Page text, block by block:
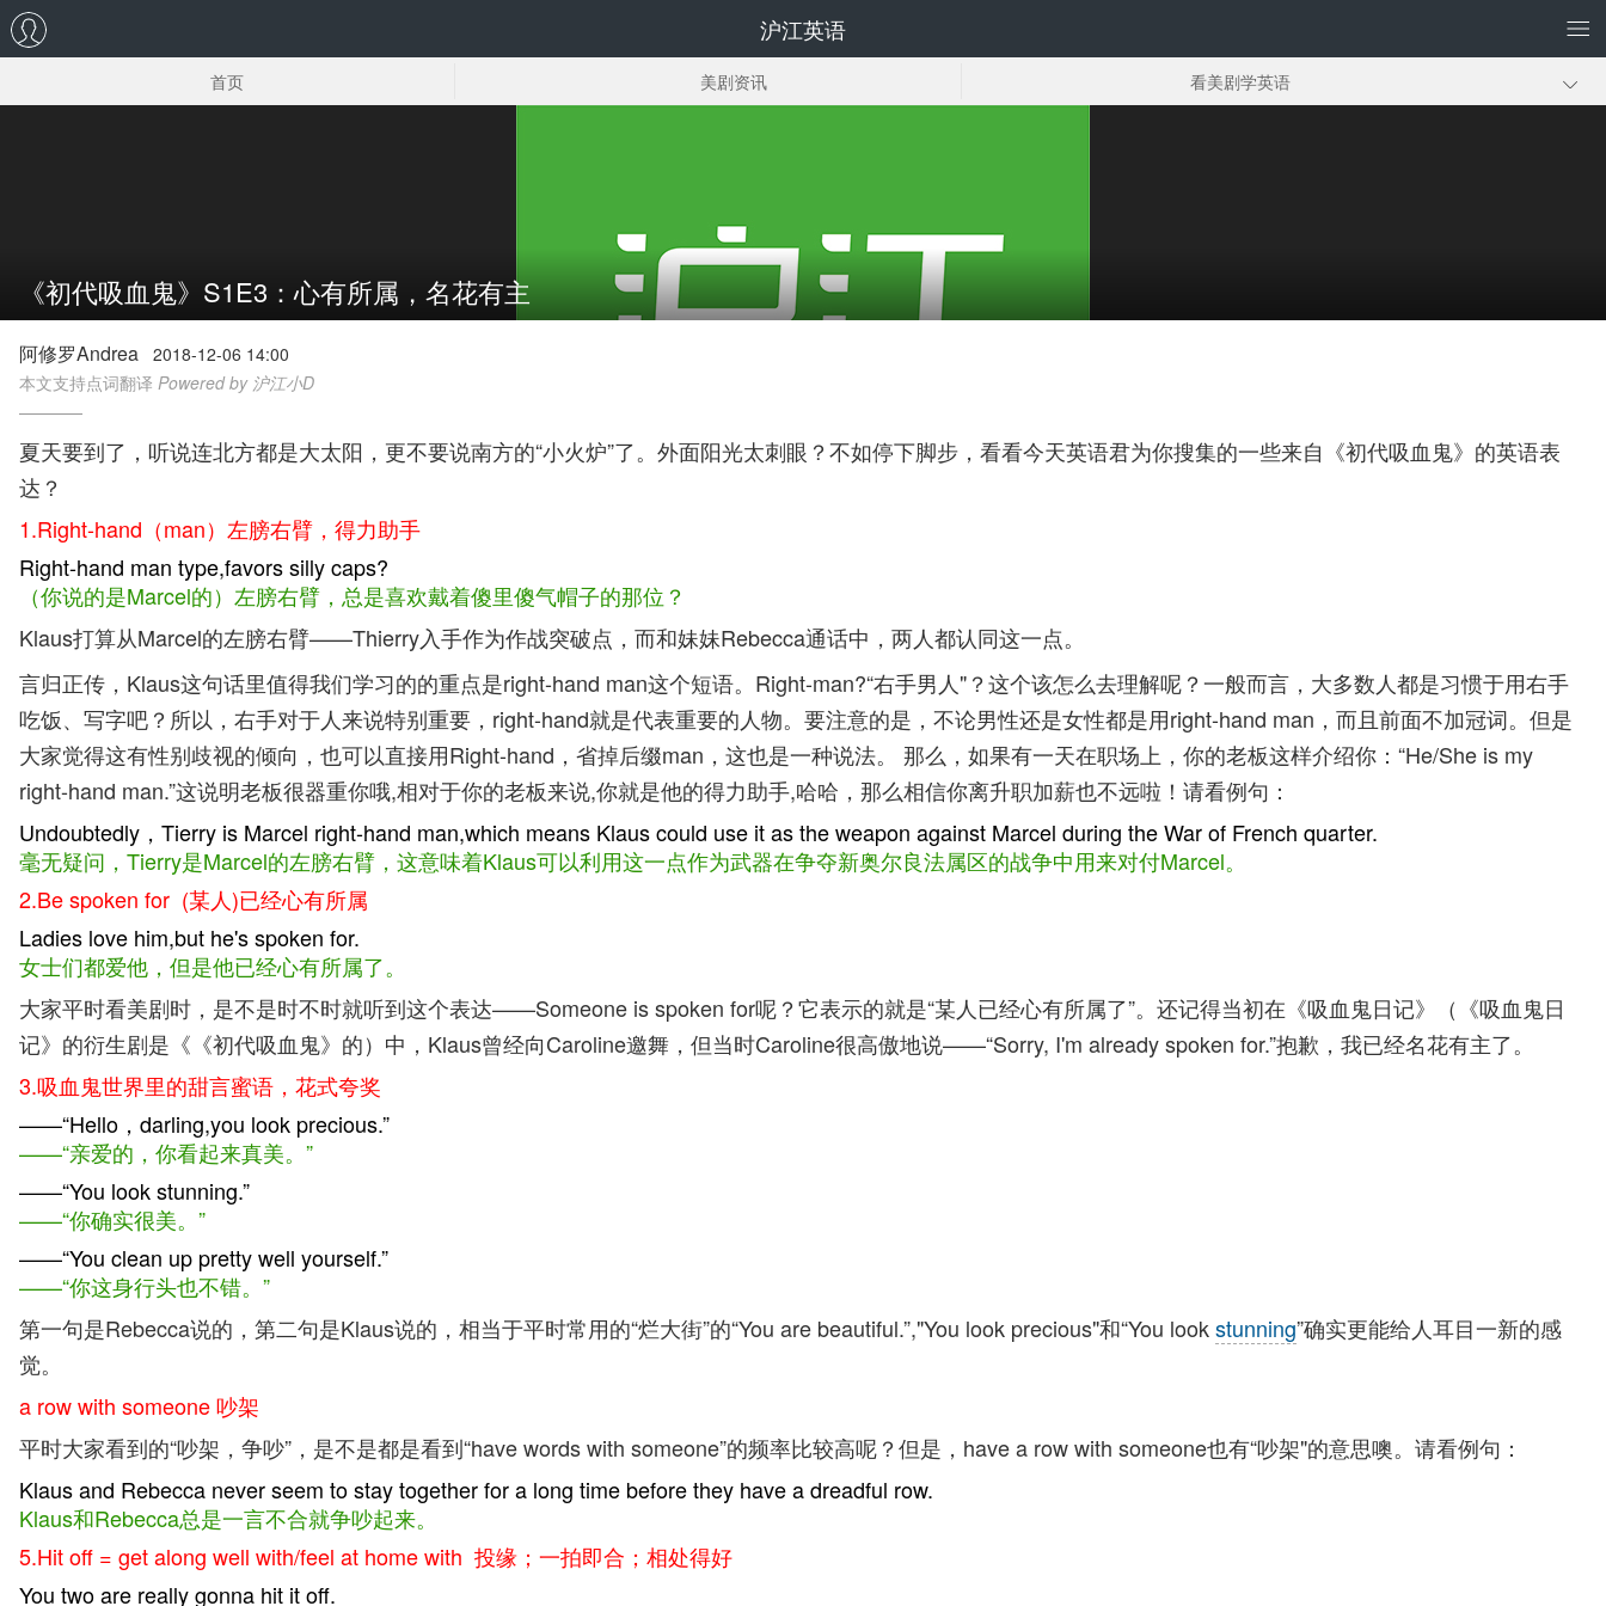
沪江英语
首页 美剧资讯 看美剧学英语
《初代吸血鬼》S1E3：心有所属，名花有主
阿修罗Andrea 2018-12-06 14:00
本文支持点词翻译 Powered by 沪江小D
夏天要到了，听说连北方都是大太阳，更不要说南方的“小火炉”了。外面阳光太刺眼？不如停下脚步，看看今天英语君为你搜集的一些来自《初代吸血鬼》的英语表
达？
1.Right-hand（man）左膀右臂，得力助手
Right-hand man type,favors silly caps?
（你说的是Marcel的）左膀右臂，总是喜欢戴着傻里傻气帽子的那位？
Klaus打算从Marcel的左膀右臂——Thierry入手作为作战突破点，而和妹妹Rebecca通话中，两人都认同这一点。
言归正传，Klaus这句话里值得我们学习的的重点是right-hand man这个短语。Right-man?“右手男人"？这个该怎么去理解呢？一般而言，大多数人都是习惯于用右手
吃饭、写字吧？所以，右手对于人来说特别重要，right-hand就是代表重要的人物。要注意的是，不论男性还是女性都是用right-hand man，而且前面不加冠词。但是
大家觉得这有性别歧视的倾向，也可以直接用Right-hand，省掉后缀man，这也是一种说法。 那么，如果有一天在职场上，你的老板这样介绍你：“He/She is my
right-hand man.”这说明老板很器重你哦,相对于你的老板来说,你就是他的得力助手,哈哈，那么相信你离升职加薪也不远啦！请看例句：
Undoubtedly，Tierry is Marcel right-hand man,which means Klaus could use it as the weapon against Marcel during the War of French quarter.
毫无疑问，Tierry是Marcel的左膀右臂，这意味着Klaus可以利用这一点作为武器在争夺新奥尔良法属区的战争中用来对付Marcel。
2.Be spoken for (某人)已经心有所属
Ladies love him,but he's spoken for.
女士们都爱他，但是他已经心有所属了。
大家平时看美剧时，是不是时不时就听到这个表达——Someone is spoken for呢？它表示的就是“某人已经心有所属了”。还记得当初在《吸血鬼日记》（《吸血鬼日
记》的衍生剧是《《初代吸血鬼》的）中，Klaus曾经向Caroline邀舞，但当时Caroline很高傲地说——“Sorry, I'm already spoken for.”抱歉，我已经名花有主了。
3.吸血鬼世界里的甜言蜜语，花式夸奖
——“Hello，darling,you look precious.”
——“亲爱的，你看起来真美。”
——“You look stunning.”
——“你确实很美。”
——“You clean up pretty well yourself.”
——“你这身行头也不错。”
第一句是Rebecca说的，第二句是Klaus说的，相当于平时常用的“烂大街”的“You are beautiful.”,"You look precious"和“You lookstunning”确实更能给人耳目一新的感
觉。
a row with someone 吵架
平时大家看到的“吵架，争吵”，是不是都是看到“have words with someone”的频率比较高呢？但是，have a row with someone也有“吵架"的意思噢。请看例句：
Klaus and Rebecca never seem to stay together for a long time before they have a dreadful row.
Klaus和Rebecca总是一言不合就争吵起来。
5.Hit off = get along well with/feel at home with 投缘；一拍即合；相处得好
You two are really gonna hit it off.